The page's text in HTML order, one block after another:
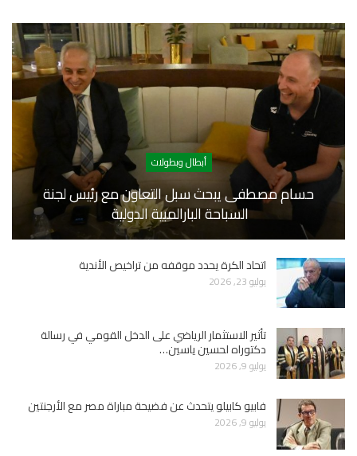
أبطال وبطولات
حسام مصطفى يبحث سبل التعاون مع رئيس لجنة
السباحة البارالمبية الدولية
اتحاد الكرة يحدد موقفه من تراخيص الأندية
يوليو 23, 2026
تأثير الاستثمار الرياضي على الدخل القومي في رسالة
دكتوراه لحسين ياسين…
يوليو 9, 2026
فابيو كابيلو يتحدث عن فضيحة مباراة مصر مع الأرجنتين
يوليو 9, 2026